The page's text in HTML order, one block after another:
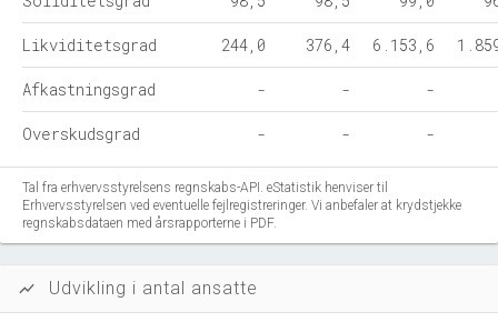
Likviditetsgrad 244,0 376,4 6.153,6
Afkastningsgrad - - -
Overskudsgrad - - -
Tal fra erhvervsstyrelsens regnskabs-API. eStatistik henviser til
Erhvervsstyrelsen ved eventuelle fejlregistreringer. Vi anbefaler at krydstjekke
regnskabsdataen med årsrapporterne i PDF.
show_chart Udvikling i antal ansatte